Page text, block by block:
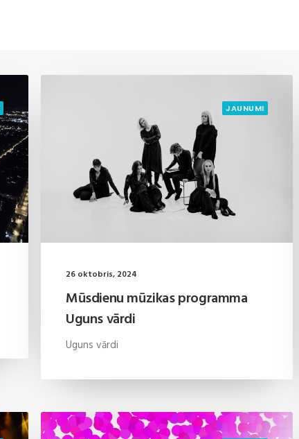
JAUNUMI
26 oktobris, 2024
Mūsdienu mūzikas programma
Uguns vārdi
Uguns vārdi